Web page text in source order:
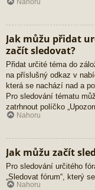
Nahoru
Jak můžu přidat
začít sledovat?
Přidat určité téma do
na příslušný odkaz v
která se nachází nad a
Pro sledování tématu
zatrhnout políčko
Nahoru
Jak můžu začít
Pro sledování určitého
„Sledovat fórum“, který
Nahoru